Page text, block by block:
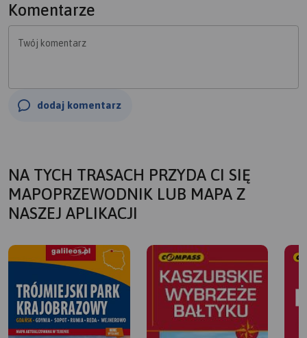
Komentarze
Twój komentarz
dodaj komentarz
NA TYCH TRASACH PRZYDA CI SIĘ
MAPOPRZEWODNIK LUB MAPA Z
NASZEJ APLIKACJI